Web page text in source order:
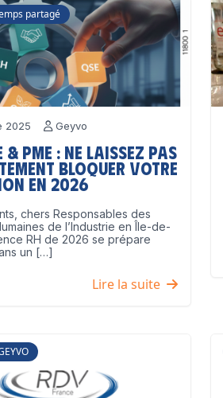
partagé
2025 Geyvo
PME : ne laissez pas
bloquer votre
en 2026
chers Responsables des
de l’Industrie en Île-de-
RH de 2026 se prépare
un […]
Lire la suite